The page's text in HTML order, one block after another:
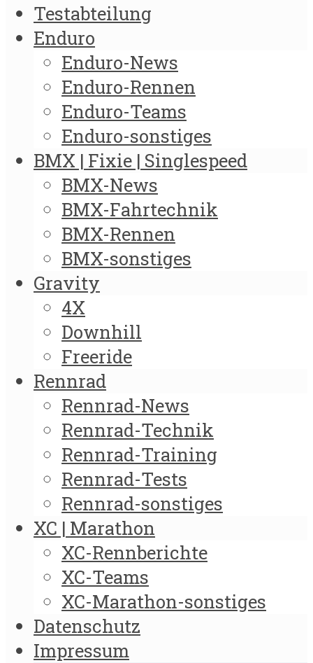
Testabteilung
Enduro
Enduro-News
Enduro-Rennen
Enduro-Teams
Enduro-sonstiges
BMX | Fixie | Singlespeed
BMX-News
BMX-Fahrtechnik
BMX-Rennen
BMX-sonstiges
Gravity
4X
Downhill
Freeride
Rennrad
Rennrad-News
Rennrad-Technik
Rennrad-Training
Rennrad-Tests
Rennrad-sonstiges
XC | Marathon
XC-Rennberichte
XC-Teams
XC-Marathon-sonstiges
Datenschutz
Impressum